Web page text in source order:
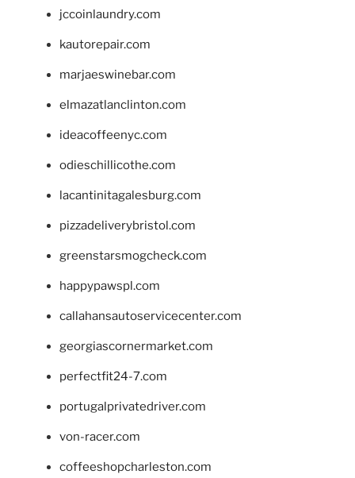
jccoinlaundry.com
kautorepair.com
marjaeswinebar.com
elmazatlanclinton.com
ideacoffeenyc.com
odieschillicothe.com
lacantinitagalesburg.com
pizzadeliverybristol.com
greenstarsmogcheck.com
happypawspl.com
callahansautoservicecenter.com
georgiascornermarket.com
perfectfit24-7.com
portugalprivatedriver.com
von-racer.com
coffeeshopcharleston.com